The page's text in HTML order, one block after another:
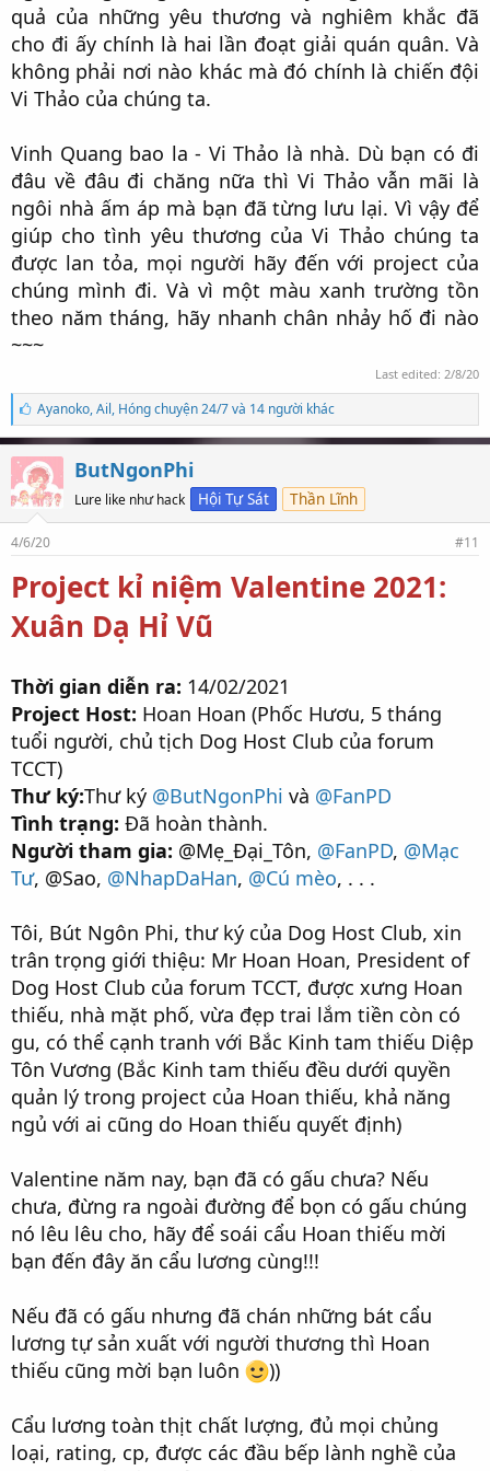
quả của những yêu thương và nghiêm khắc đã
cho đi ấy chính là hai lần đoạt giải quán quân. Và
không phải nơi nào khác mà đó chính là chiến đội
Vi Thảo của chúng ta.​
Vinh Quang bao la - Vi Thảo là nhà. Dù bạn có đi
đâu về đâu đi chăng nữa thì Vi Thảo vẫn mãi là
ngôi nhà ấm áp mà bạn đã từng lưu lại. Vì vậy để
giúp cho tình yêu thương của Vi Thảo chúng ta
được lan tỏa, mọi người hãy đến với project của
chúng mình đi. Và vì một màu xanh trường tồn
theo năm tháng, hãy nhanh chân nhảy hố đi nào
~~~​
Last edited: 2/8/20
S
ố
l
ư
ợ
t
t
í
h
Ayanoko,Ail, Hóng chuyện 24/7 và 14 người khác
ButNgonPhi
Lure like như hack Hội Tự Sát Thần Lĩnh
4/6/20 #11
Project kỉ niệm Valentine 2021:
Xuân Dạ Hỉ Vũ
Thời gian diễn ra: 14/02/2021
Project Host: Hoan Hoan (Phốc Hươu, 5 tháng
tuổi người, chủ tịch Dog Host Club của forum
TCCT)
Thư ký:Thư ký @ButNgonPhi và @FanPD
Tình trạng: Đã hoàn thành.
Người tham gia: @Mẹ_Đại_Tôn, @FanPD, @Mạc
Tư, @Sao, @NhapDaHan, @Cú mèo, . . .
Tôi, Bút Ngôn Phi, thư ký của Dog Host Club, xin
trân trọng giới thiệu: Mr Hoan Hoan, President of
Dog Host Club của forum TCCT, được xưng Hoan
thiếu, nhà mặt phố, vừa đẹp trai lắm tiền còn có
gu, có thể cạnh tranh với Bắc Kinh tam thiếu Diệp
Tôn Vương (Bắc Kinh tam thiếu đều dưới quyền
quản lý trong project của Hoan thiếu, khả năng
ngủ với ai cũng do Hoan thiếu quyết định)
Valentine năm nay, bạn đã có gấu chưa? Nếu
chưa, đừng ra ngoài đường để bọn có gấu chúng
nó lêu lêu cho, hãy để soái cẩu Hoan thiếu mời
bạn đến đây ăn cẩu lương cùng!!!
Nếu đã có gấu nhưng đã chán những bát cẩu
lương tự sản xuất với người thương thì Hoan
thiếu cũng mời bạn luôn
))
Cẩu lương toàn thịt chất lượng, đủ mọi chủng
loại, rating, cp, được các đầu bếp lành nghề của